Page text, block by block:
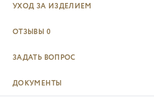
УХОД ЗА ИЗДЕЛИЕМ
ОТЗЫВЫ 0
ЗАДАТЬ ВОПРОС
ДОКУМЕНТЫ